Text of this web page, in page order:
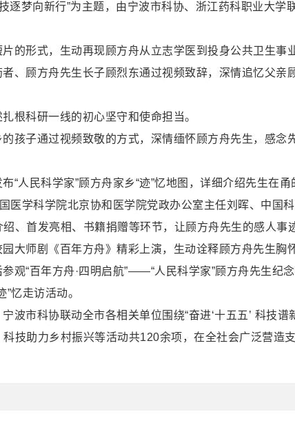
逐梦向新行”为主题，由宁波市科协、浙江药科职业大学
的形式，生动再现顾方舟从立志学医到投身公共卫生事
、顾方舟先生长子顾烈东通过视频致辞，深情追忆父
根科研一线的初心坚守和使命担当。
的孩子通过视频致敬的方式，深情缅怀顾方舟先生，感
“人民科学家”顾方舟家乡“迹”忆地图，详细介绍先生在甬
医学科学院北京协和医学院党政办公室主任刘晖、中国
、首发亮相、书籍捐赠等环节，让顾方舟先生的感人事
大师剧《百年方舟》精彩上演，生动诠释顾方舟先生胸
观‌“百年方舟·四明启航”——“人民科学家”‌顾方舟先生纪
忆走访活动。
波市科协联动全市各相关单位围绕“奋进‘十五五’ 科技
技助力乡村振兴等活动共120余项，在全社会广泛营造